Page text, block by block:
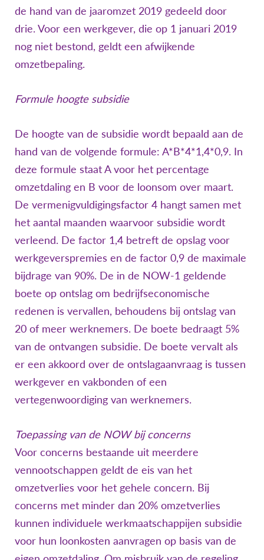
de hand van de jaaromzet 2019 gedeeld door
drie. Voor een werkgever, die op 1 januari 2019
nog niet bestond, geldt een afwijkende
omzetbepaling.
Formule hoogte subsidie
De hoogte van de subsidie wordt bepaald aan de
hand van de volgende formule: A*B*4*1,4*0,9. In
deze formule staat A voor het percentage
omzetdaling en B voor de loonsom over maart.
De vermenigvuldigingsfactor 4 hangt samen met
het aantal maanden waarvoor subsidie wordt
verleend. De factor 1,4 betreft de opslag voor
werkgeverspremies en de factor 0,9 de maximale
bijdrage van 90%. De in de NOW-1 geldende
boete op ontslag om bedrijfseconomische
redenen is vervallen, behoudens bij ontslag van
20 of meer werknemers. De boete bedraagt 5%
van de ontvangen subsidie. De boete vervalt als
er een akkoord over de ontslagaanvraag is tussen
werkgever en vakbonden of een
vertegenwoordiging van werknemers.
Toepassing van de NOW bij concerns
Voor concerns bestaande uit meerdere
vennootschappen geldt de eis van het
omzetverlies voor het gehele concern. Bij
concerns met minder dan 20% omzetverlies
kunnen individuele werkmaatschappijen subsidie
voor hun loonkosten aanvragen op basis van de